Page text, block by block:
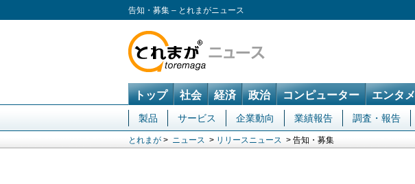
告知・募集 – とれまがニュース
トップ 社会 経済 政治 コンピューター エンタメ
製品 サービス 企業動向 業績報告 調査・報告
とれまが > ニュース > リリースニュース > 告知・募集